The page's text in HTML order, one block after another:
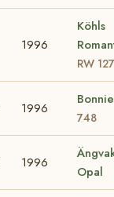
1996
Köhls
RW
1996
748
1996
Opal